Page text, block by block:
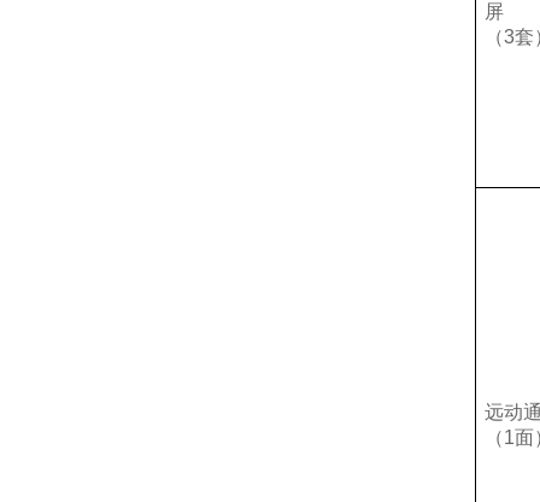
屏
（3
远动
（1